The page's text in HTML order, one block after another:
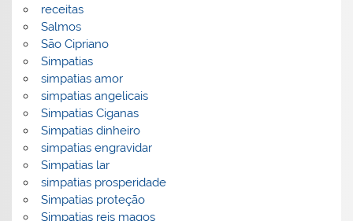
receitas
Salmos
São Cipriano
Simpatias
simpatias amor
simpatias angelicais
Simpatias Ciganas
Simpatias dinheiro
simpatias engravidar
Simpatias lar
simpatias prosperidade
Simpatias proteção
Simpatias reis magos